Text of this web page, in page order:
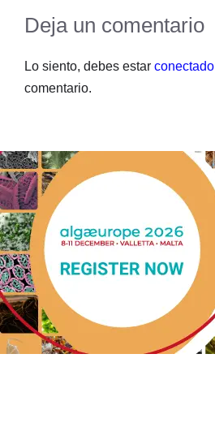
Deja un comentario
Lo siento, debes estar conectado
comentario.